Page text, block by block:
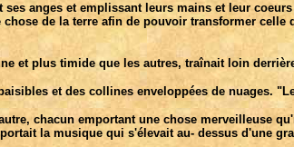
anges et emplissant leurs mains et leur
de la terre afin de pouvoir transformer
et plus timide que les autres, traînait loin
et des collines enveloppées de nuages.
chacun emportant une chose merveilleuse
la musique qui s'élevait au- dessus d'une